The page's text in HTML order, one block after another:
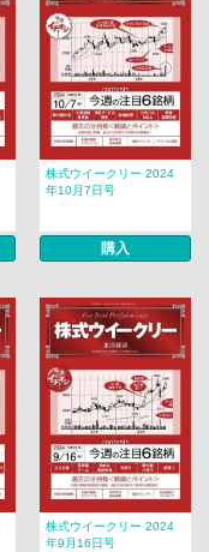
株式ウイークリー 2024
年10月7日号
購入
株式ウイークリー 2024
年9月16日号